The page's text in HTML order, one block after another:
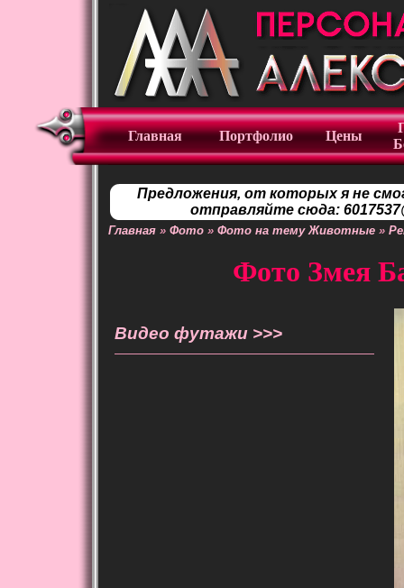
Главная Портфолио Цены
Предложения, от которых я не
отправляйте сюда:
Главная » Фото » Фото на тему Животные »
Фото Змея
Видео футажи >>>